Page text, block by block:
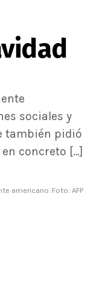
sociales y
también pidió
concreto […]
americano. Foto: AFP